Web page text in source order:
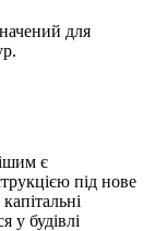
для
є
під нове
у будівлі